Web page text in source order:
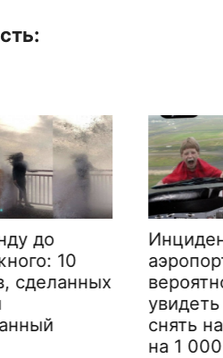
Инциденты в
аэропорту,
вероятность
увидеть которые и
снять на камеру 1